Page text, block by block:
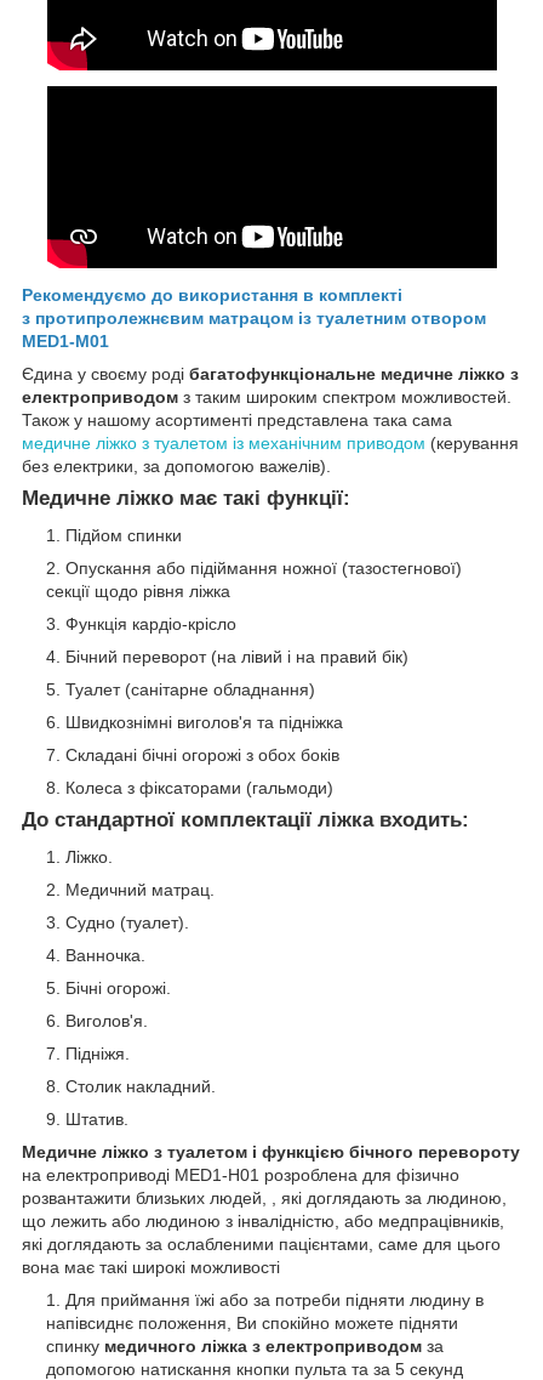
Рекомендуємо до використання в комплекті
з протипролежнєвим матрацом із туалетним отвором
MED1-M01
Єдина у своєму роді багатофункціональне медичне ліжко з
електроприводом з таким широким спектром можливостей.
Також у нашому асортименті представлена така сама
медичне ліжко з туалетом із механічним приводом (керування
без електрики, за допомогою важелів).
Медичне ліжко має такі функції:
Підйом спинки
Опускання або підіймання ножної (тазостегнової)
секції щодо рівня ліжка
Функція кардіо-крісло
Бічний переворот (на лівий і на правий бік)
Туалет (санітарне обладнання)
Швидкознімні виголов'я та підніжка
Складані бічні огорожі з обох боків
Колеса з фіксаторами (гальмоди)
До стандартної комплектації ліжка входить:
Ліжко.
Медичний матрац.
Судно (туалет).
Ванночка.
Бічні огорожі.
Виголов'я.
Підніжя.
Столик накладний.
Штатив.
Медичне ліжко з туалетом і функцією бічного перевороту
на електроприводі MED1-H01 розроблена для фізично
розвантажити близьких людей, , які доглядають за людиною,
що лежить або людиною з інвалідністю, або медпрацівників,
які доглядають за ослабленими пацієнтами, саме для цього
вона має такі широкі можливості
Для приймання їжі або за потреби підняти людину в
напівсиднє положення, Ви спокійно можете підняти
спинку медичного ліжка з електроприводом за
допомогою натискання кнопки пульта та за 5 секунд